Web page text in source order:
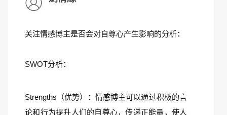
关注情感博主是否会对自尊心产生影响的分析：
SWOT分析：
Strengths（优势）：情感博主可以通过积极的言
论和行为提升人们的自尊心，传递正能量，使人